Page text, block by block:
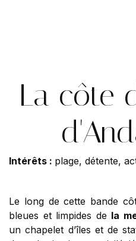
La côte
Intérêts : plage, détente,
Le long de cette bande
bleues et limpides de la
un chapelet d’îles et de